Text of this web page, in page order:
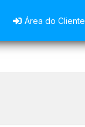
Área do Cliente